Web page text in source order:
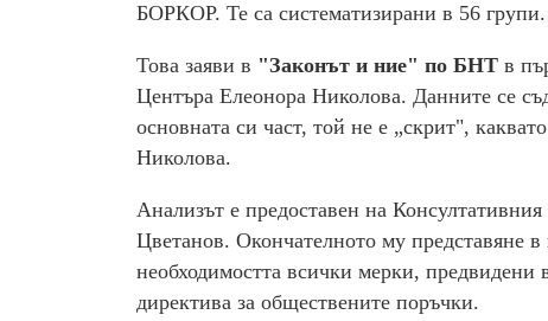
БОРКОР. Те са систематизирани в 56 групи.
Това заяви в "Законът и ние" по БНТв
Центъра Елеонора Николова. Данните се
основната си част, той не е „скрит",
Николова.
Анализът е предоставен на
Цветанов. Окончателното му представяне
необходимостта всички мерки, предвидени
директива за обществените поръчки.